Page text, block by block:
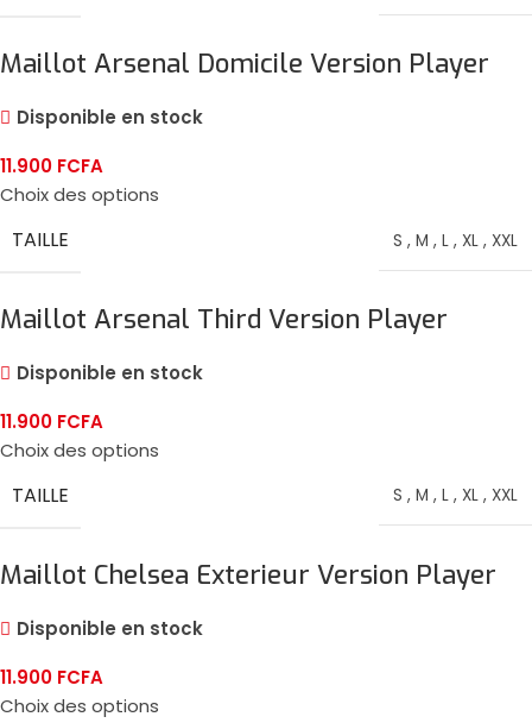
Maillot Arsenal Domicile Version Player
2024/25
Disponible en stock
11.900 FCFA
Choix des options
TAILLE S , M , L , XL , XXL
Maillot Arsenal Third Version Player
2024/25
Disponible en stock
11.900 FCFA
Choix des options
TAILLE S , M , L , XL , XXL
Maillot Chelsea Exterieur Version Player
2024/25
Disponible en stock
11.900 FCFA
Choix des options